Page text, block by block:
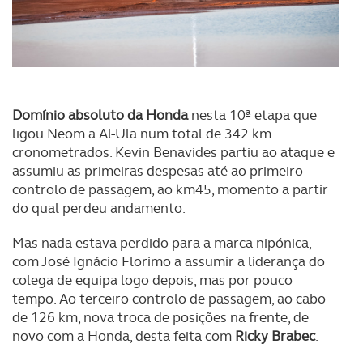
Domínio absoluto da Hondanesta 10ª etapa que
ligou Neom a Al-Ula num total de 342 km
cronometrados. Kevin Benavides partiu ao ataque e
assumiu as primeiras despesas até ao primeiro
controlo de passagem, ao km45, momento a partir
do qual perdeu andamento.
Mas nada estava perdido para a marca nipónica,
com José Ignácio Florimo a assumir a liderança do
colega de equipa logo depois, mas por pouco
tempo. Ao terceiro controlo de passagem, ao cabo
de 126 km, nova troca de posições na frente, de
novo com a Honda, desta feita com Ricky Brabec.